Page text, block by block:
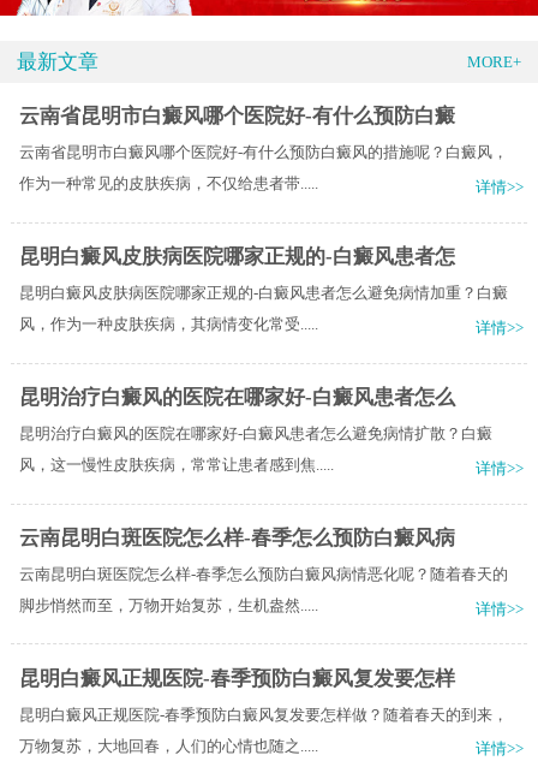
最新文章 MORE+
云南省昆明市白癜风哪个医院好-有什么预防白癜
云南省昆明市白癜风哪个医院好-有什么预防白癜风的措施呢？白癜风，
作为一种常见的皮肤疾病，不仅给患者带.....
详情>>
昆明白癜风皮肤病医院哪家正规的-白癜风患者怎
昆明白癜风皮肤病医院哪家正规的-白癜风患者怎么避免病情加重？白癜
风，作为一种皮肤疾病，其病情变化常受.....
详情>>
昆明治疗白癜风的医院在哪家好-白癜风患者怎么
昆明治疗白癜风的医院在哪家好-白癜风患者怎么避免病情扩散？白癜
风，这一慢性皮肤疾病，常常让患者感到焦.....
详情>>
云南昆明白斑医院怎么样-春季怎么预防白癜风病
云南昆明白斑医院怎么样-春季怎么预防白癜风病情恶化呢？随着春天的
脚步悄然而至，万物开始复苏，生机盎然.....
详情>>
昆明白癜风正规医院-春季预防白癜风复发要怎样
昆明白癜风正规医院-春季预防白癜风复发要怎样做？随着春天的到来，
万物复苏，大地回春，人们的心情也随之.....
详情>>